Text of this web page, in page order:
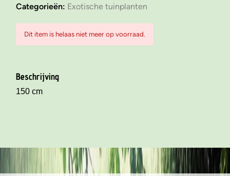
Categorieën: Exotische tuinplanten
Dit item is helaas niet meer op voorraad.
Beschrijving
150 cm